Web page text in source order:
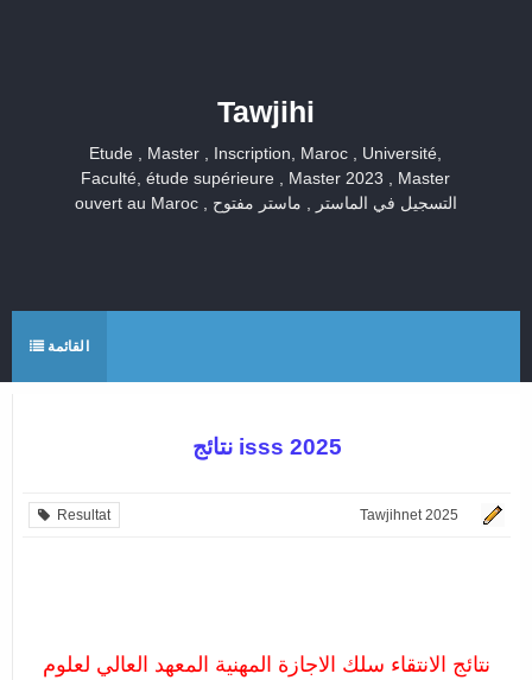
Tawjihi
Etude , Master , Inscription, Maroc , Université,
Faculté, étude supérieure , Master 2023 , Master
ouvert au Maroc , التسجيل في الماستر , ماستر مفتوح
القائمة
نتائج isss 2025
Tawjihnet 2025
Resultat
نتائج الانتقاء سلك الاجازة المهنية المعهد العالي لعلوم